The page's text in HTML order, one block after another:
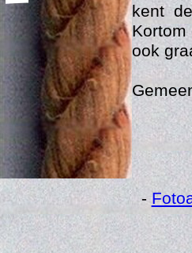
kent
Kortom
ook
-